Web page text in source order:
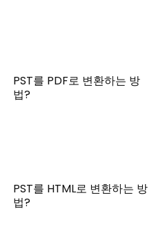
PST를 PDF로 변환하는 방
법?
PST를 HTML로 변환하는 방
법?